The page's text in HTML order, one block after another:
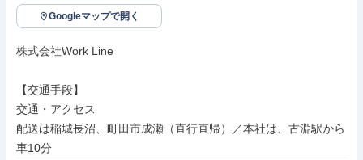
Googleマップで開く
株式会社Work Line
【交通手段】
交通・アクセス
配送は稲城長沼、町田市成瀬（直行直帰）／本社は、古淵駅から
車10分